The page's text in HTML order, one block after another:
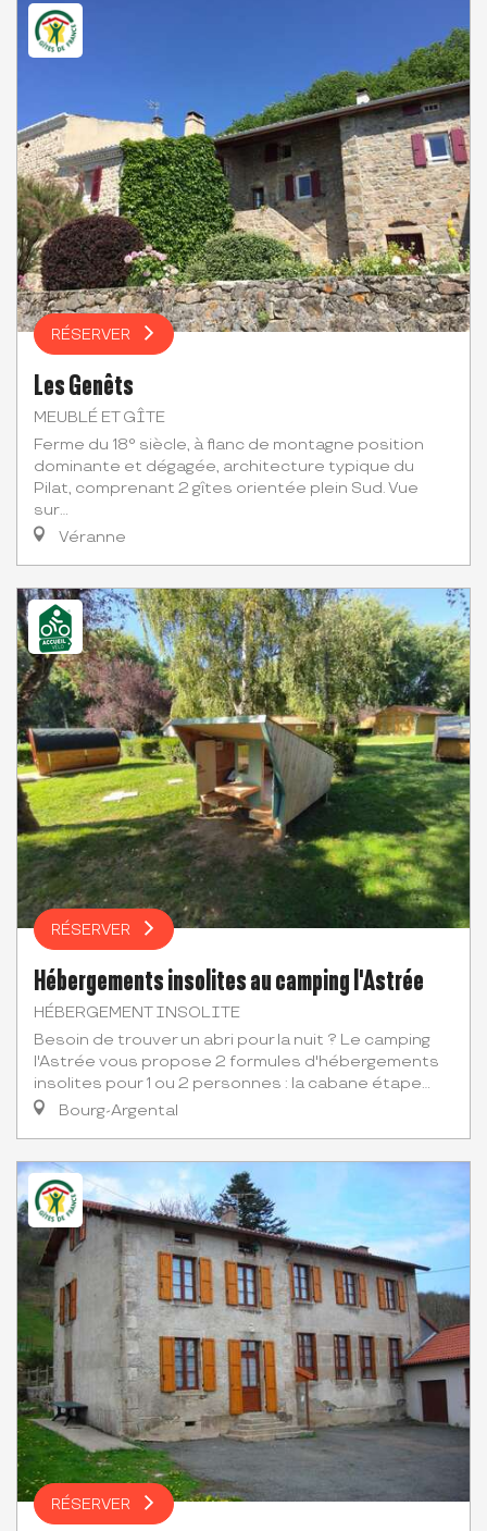
RÉSERVER
Les Genêts
MEUBLÉ ET GÎTE
Ferme du 18° siècle, à flanc de montagne position
dominante et dégagée, architecture typique du
Pilat, comprenant 2 gîtes orientée plein Sud. Vue
sur...
Véranne
RÉSERVER
Hébergements insolites au camping l'Astrée
HÉBERGEMENT INSOLITE
Besoin de trouver un abri pour la nuit ? Le camping
l'Astrée vous propose 2 formules d'hébergements
insolites pour 1 ou 2 personnes : la cabane étape...
Bourg-Argental
RÉSERVER